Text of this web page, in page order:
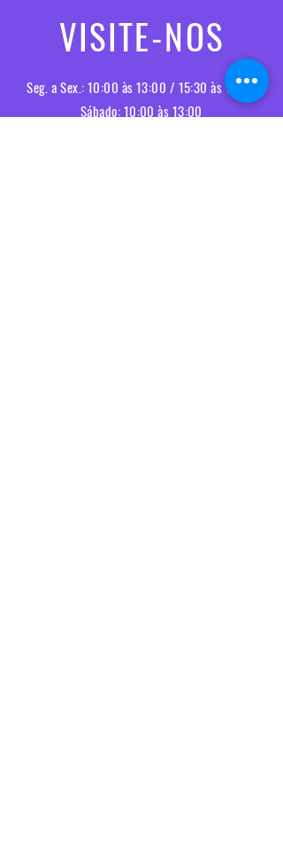
VISITE-NOS
Seg. a Sex.: 10:00 às 13:00 / 15:30 às 19:00
Sábado: 10:00 às 13:00